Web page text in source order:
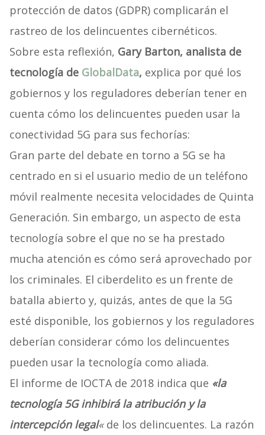
protección de datos (GDPR) complicarán el
rastreo de los delincuentes cibernéticos.
Sobre esta reflexión, Gary Barton, analista de
tecnología de GlobalData, explica por qué los
gobiernos y los reguladores deberían tener en
cuenta cómo los delincuentes pueden usar la
conectividad 5G para sus fechorías:
Gran parte del debate en torno a 5G se ha
centrado en si el usuario medio de un teléfono
móvil realmente necesita velocidades de Quinta
Generación. Sin embargo, un aspecto de esta
tecnología sobre el que no se ha prestado
mucha atención es cómo será aprovechado por
los criminales. El ciberdelito es un frente de
batalla abierto y, quizás, antes de que la 5G
esté disponible, los gobiernos y los reguladores
deberían considerar cómo los delincuentes
pueden usar la tecnología como aliada.
El informe de IOCTA de 2018 indica que «la
tecnología 5G inhibirá la atribución y la
intercepción legal«de los delincuentes. La razón